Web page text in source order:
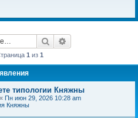
Поиск
1 из 1
типологии Княжны
« Пн июн 29, 2026 10:28 am
Княжны